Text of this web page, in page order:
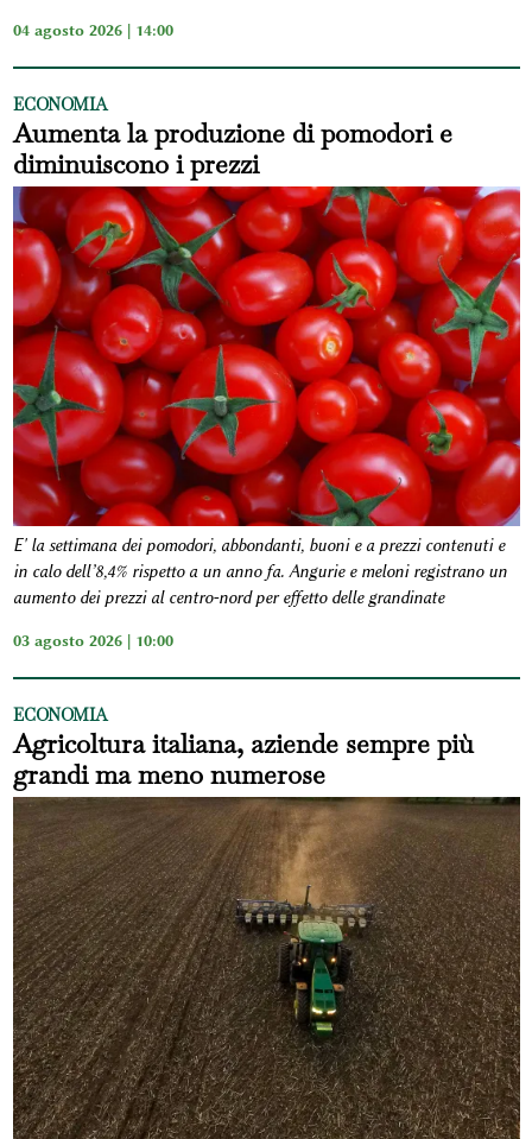
04 agosto 2026 | 14:00
ECONOMIA
Aumenta la produzione di pomodori e
diminuiscono i prezzi
E' la settimana dei pomodori, abbondanti, buoni e a prezzi contenuti e
in calo dell’8,4% rispetto a un anno fa. Angurie e meloni registrano un
aumento dei prezzi al centro-nord per effetto delle grandinate
03 agosto 2026 | 10:00
ECONOMIA
Agricoltura italiana, aziende sempre più
grandi ma meno numerose